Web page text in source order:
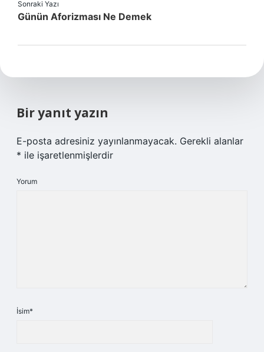
Sonraki Yazı
Günün Aforizması Ne Demek
Bir yanıt yazın
E-posta adresiniz yayınlanmayacak. Gerekli alanlar
* ile işaretlenmişlerdir
Yorum
İsim*